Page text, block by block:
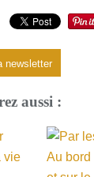
newsletter
aussi :